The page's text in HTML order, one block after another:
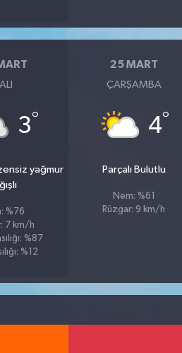
3°
yağmur
%76
7 km/h
%87
%12
25 MART
ÇARŞAMBA
4°
Parçalı Bulutlu
Nem: %61
Rüzgar: 9 km/h